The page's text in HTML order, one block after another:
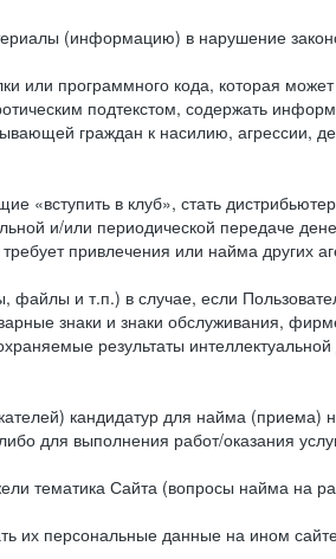
(информацию) в нарушение
или программного кода, которая
подтекстом, содержать
граждан к насилию, агрессии,
в клуб», стать
и/или периодической передаче
привлечения или найма других
и т.п.) в случае, если
знаки и знаки обслуживания,
результаты интеллектуальной
кандидатур для найма (приема)
для выполнения работ/оказания
тематика Сайта (вопросы найма на
их персональные данные на ином